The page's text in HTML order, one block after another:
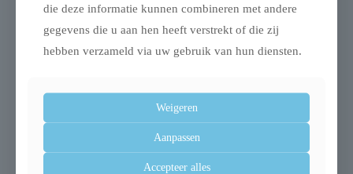
Trixie benche home
kennel hond / kat wit
Uitverkocht
Trixie trap lichtgrijs
€89,99
die deze informatie kunnen combineren met andere
gegevens die u aan hen heeft verstrekt of die zij
hebben verzameld via uw gebruik van hun diensten.
Weigeren
Aanpassen
Accepteer alles